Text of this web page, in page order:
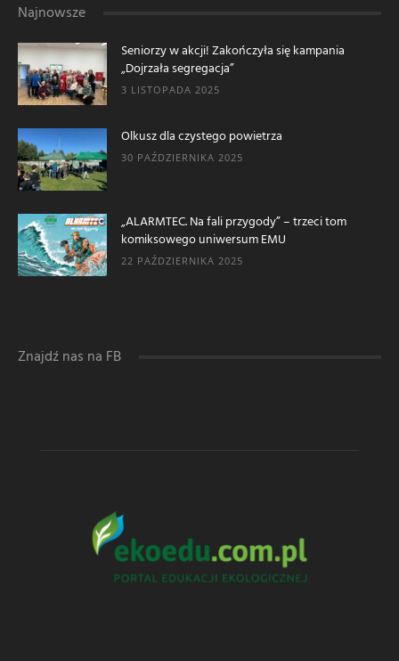
Najnowsze
Seniorzy w akcji! Zakończyła się kampania
„Dojrzała segregacja”
3 LISTOPADA 2025
Olkusz dla czystego powietrza
30 PAŹDZIERNIKA 2025
„ALARMTEC. Na fali przygody” – trzeci tom
komiksowego uniwersum EMU
22 PAŹDZIERNIKA 2025
Znajdź nas na FB